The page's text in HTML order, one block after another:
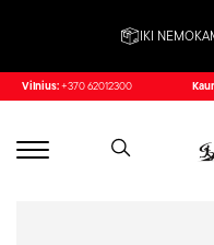
IKI
Vilnius: +370 62012300